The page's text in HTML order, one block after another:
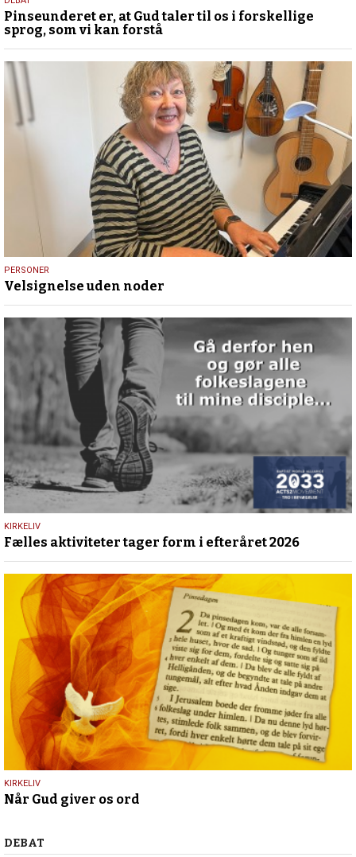
august
2026
Pinseunderet er, at Gud taler til os i forskellige
sprog, som vi kan forstå
31.
juli
2026
PERSONER
Velsignelse uden noder
25.
maj
2026
KIRKELIV
Fælles aktiviteter tager form i efteråret 2026
23.
maj
KIRKELIV
Når Gud giver os ord
Debat
DEBAT